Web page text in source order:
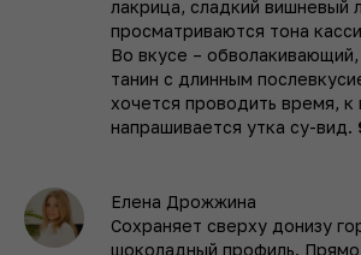
лакрица, сладкий вишневый
просматриваются тона
Во вкусе –
танин с длинным
хочется проводить время, к
напрашивается утка су-вид.
Елена Дрожжина
Сохраняет сверху донизу
шоколадный профиль.